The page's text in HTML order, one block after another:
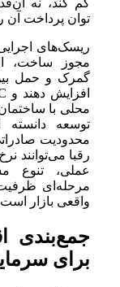
کم کند، نه
توان پرداخت آن
ریسک‌های اجرایی
مجوز ساخت،
گمرک و حمل
محلی با
توسعه
محدودیت
رقبا می‌توانند
عملی، تنوع
مرحله‌ای
واقعی بازار
جمع‌بندی
برای